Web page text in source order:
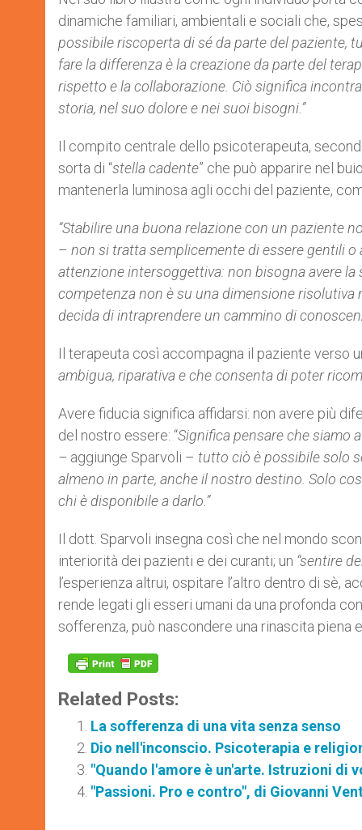
dinamiche familiari, ambientali e sociali che,
possibile riscoperta di sé da parte del paziente,
fare la differenza è la creazione da parte del
rispetto e la collaborazione. Ciò significa
storia, nel suo dolore e nei suoi bisogni.”
Il compito centrale dello psicoterapeuta,
sorta di “stella cadente” che può apparire nel
mantenerla luminosa agli occhi del paziente,
“Stabilire una buona relazione con un paziente
– non si tratta semplicemente di essere gentili
attenzione intersoggettiva: non bisogna avere la
competenza non è su una dimensione
decida di intraprendere un cammino di
Il terapeuta così accompagna il paziente verso
ambigua, riparativa e che consenta di poter
Avere fiducia significa affidarsi: non avere più
del nostro essere: “Significa pensare che siamo
– aggiunge Sparvoli – tutto ciò è possibile solo
almeno in parte, anche il nostro destino. Solo
chi è disponibile a darlo.”
Il dott. Sparvoli insegna così che nel mondo
interiorità dei pazienti e dei curanti; un “sentire
l’esperienza altrui, ospitare l’altro dentro di sè,
rende legati gli esseri umani da una profonda
sofferenza, può nascondere una rinascita piena
Related Posts:
La sofferenza di una vita senza senso
Dio nell'inconscio. Psicoterapia e
"Quando l'amore è un'arte. Istruzioni di
"Passioni. Pro e contro", di Giovanni